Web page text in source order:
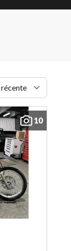
10